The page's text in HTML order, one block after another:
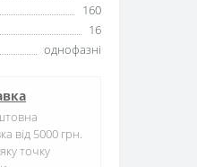
160
16
однофазні
від 5000 грн.
точку